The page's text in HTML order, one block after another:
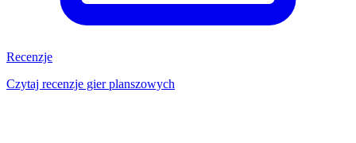
Recenzje
Czytaj recenzje gier planszowych